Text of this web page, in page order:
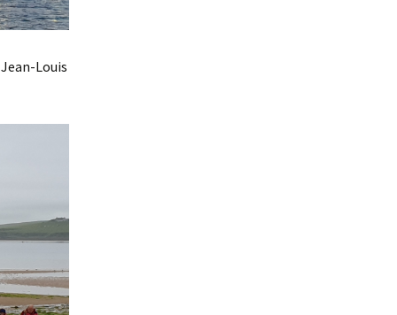
Louis